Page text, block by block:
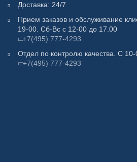
Доставка: 24/7
Прием заказов и обслуживание
19-00. Сб-Вс с 12-00 до 17.00
+7(495) 777-4293
Отдел по контролю качества. С
+7(495) 777-4293